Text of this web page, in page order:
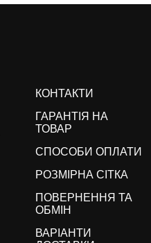
КОНТАКТИ
ГАРАНТІЯ НА
ТОВАР
СПОСОБИ ОПЛАТИ
РОЗМІРНА СІТКА
ПОВЕРНЕННЯ ТА
ОБМІН
ВАРІАНТИ